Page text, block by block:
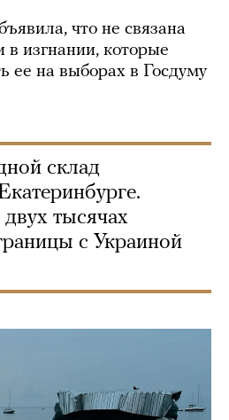
что не связана
в изгнании, которые
ее на выборах в Госдуму
склад
тысячах
с Украиной